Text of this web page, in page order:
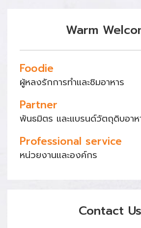
Warm
Foodie
ผู้หลงรักการทำและชิมอาหาร
Partner
พันธมิตร และแบรนด์วัตถุดิบอาห
Professional service
หน่วยงานและองค์กร
Contact Us